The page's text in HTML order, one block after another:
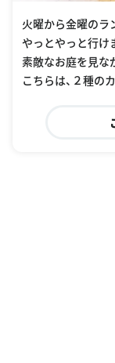
火曜から金曜のラ
やっとやっと行け
素敵なお庭を見な
こちらは、２種の